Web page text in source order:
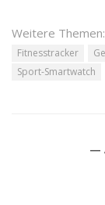
Weitere Themen:
Fitnesstracker
Sport-Smartwatch
—